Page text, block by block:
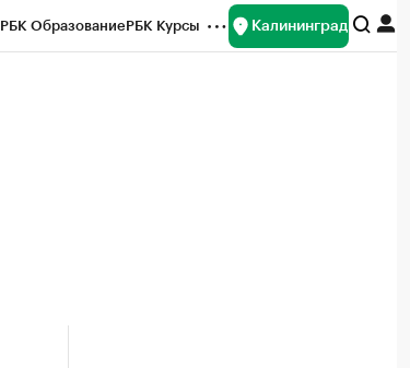
РБК ОбразованиеРБК Курсы Калининград